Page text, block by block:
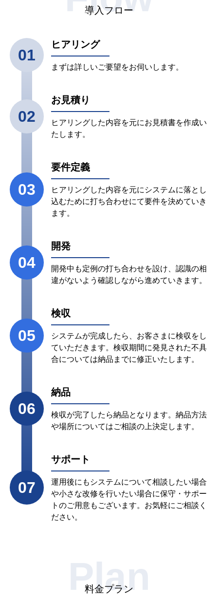
導入フロー
01
ヒアリング
まずは詳しいご要望をお伺いします。
02
お見積り
ヒアリングした内容を元にお見積書を作成い
たします。
03
要件定義
ヒアリングした内容を元にシステムに落とし
込むために打ち合わせにて要件を決めていき
ます。
04
開発
開発中も定例の打ち合わせを設け、認識の相
違がないよう確認しながら進めていきます。
05
検収
システムが完成したら、お客さまに検収をし
ていただきます。検収期間に発見された不具
合については納品までに修正いたします。
06
納品
検収が完了したら納品となります。納品方法
や場所についてはご相談の上決定します。
07
サポート
運用後にもシステムについて相談したい場合
や小さな改修を行いたい場合に保守・サポー
トのご用意もございます。お気軽にご相談く
ださい。
料金プラン
Plan